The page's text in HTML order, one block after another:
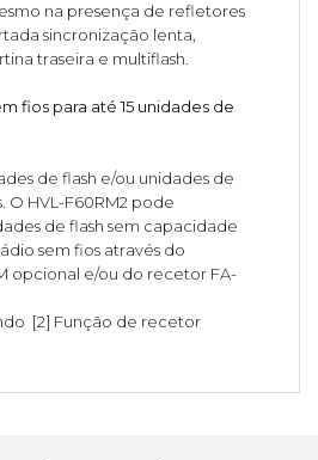
na presença de refletores
sincronização lenta,
traseira e multiflash.
fios para até 15 unidades de
de flash e/ou unidades de
O HVL-F60RM2 pode
de flash sem capacidade
sem fios através do
opcional e/ou do recetor FA-
[2] Função de recetor